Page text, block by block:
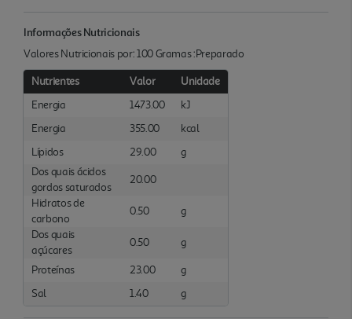
Informações Nutricionais
Valores Nutricionais por: 100 Gramas :Preparado
Nutrientes Valor
Unidade
Energia
1473.00
kJ
Energia
355.00
kcal
Lípidos
29.00
g
Dos quais ácidos
gordos saturados
20.00
Hidratos de
carbono
0.50
g
Dos quais
açúcares
0.50 g
Proteínas 23.00
g
Sal
1.40 g